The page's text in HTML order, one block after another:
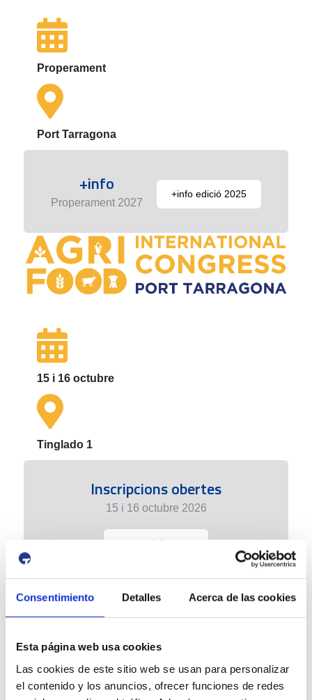
Consentimiento Detalles Acerca de las cookies
Esta página web usa cookies
Las cookies de este sitio web se usan para personalizar
el contenido y los anuncios, ofrecer funciones de redes
Properament
Port Tarragona
+info
Properament 2027
+info edició 2025
15 i 16 octubre
Tinglado 1
Inscripcions obertes
15 i 16 octubre 2026
+ info